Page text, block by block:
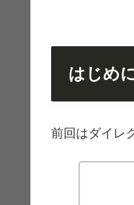
はじめ
前回はダイレ